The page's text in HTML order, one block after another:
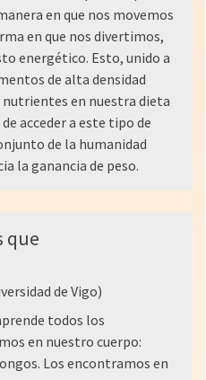
en que nos movemos
en que nos divertimos,
energético. Esto, unido a
de alta densidad
en nuestra dieta
acceder a este tipo de
de la humanidad
la ganancia de peso.
que
de Vigo)
todos los
en nuestro cuerpo:
Los encontramos en